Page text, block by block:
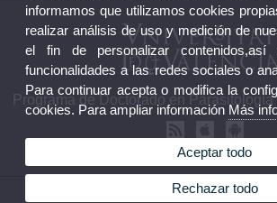
Programa de Doctorado en
© 2026 UV. - Av. Vicent Andrés Estellés, 22. 46100
informamos que utilizamos cookies
realizar análisis de uso y medición de
el fin de personalizar contenidos,así
funcionalidades a las redes sociales o
Para continuar acepta o modifica la
cookies. Para ampliar informaciónMás
Aceptar todo
Rechazar todo